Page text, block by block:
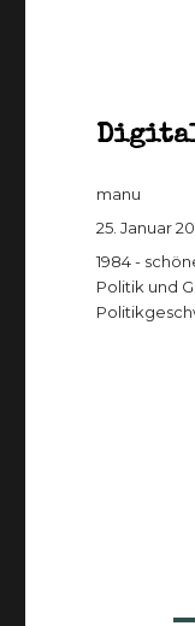
Autor
manu
25. Januar
Kategorien
1984 -
Politik und